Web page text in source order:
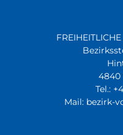
4840
Tel.:
Mail: bezirk-